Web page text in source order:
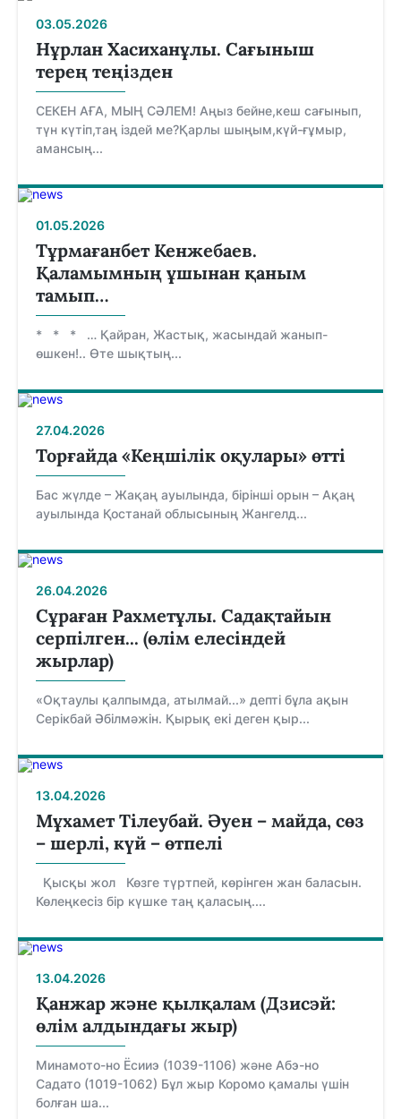
03.05.2026
Нұрлан Хасиханұлы. Сағыныш
терең теңізден
СЕКЕН АҒА, МЫҢ СӘЛЕМ! Аңыз бейне,кеш сағынып,
түн күтіп,таң іздей ме?Қарлы шыңым,күй-ғұмыр,
амансың...
01.05.2026
Тұрмағанбет Кенжебаев.
Қаламымның ұшынан қаным
тамып…
* * * … Қайран, Жастық, жасындай жанып-
өшкен!.. Өте шықтың...
27.04.2026
Торғайда «Кеңшілік оқулары» өтті
Бас жүлде – Жақаң ауылында, бірінші орын – Ақаң
ауылында Қостанай облысының Жангелд...
26.04.2026
Сұраған Рахметұлы. Садақтайын
серпілген... (өлім елесіндей
жырлар)
«Оқтаулы қалпымда, атылмай...» депті бұла ақын
Серікбай Әбілмәжін. Қырық екі деген қыр...
13.04.2026
Мұхамет Тілеубай. Әуен – майда, сөз
– шерлі, күй – өтпелі
Қысқы жол Көзге түртпей, көрінген жан баласын.
Көлеңкесіз бір күшке таң қаласың....
13.04.2026
Қанжар және қылқалам (Дзисэй:
өлім алдындағы жыр)
Минамото-но Ёсииэ (1039-1106) және Абэ-но
Садато (1019-1062) Бұл жыр Коромо қамалы үшін
болған ша...